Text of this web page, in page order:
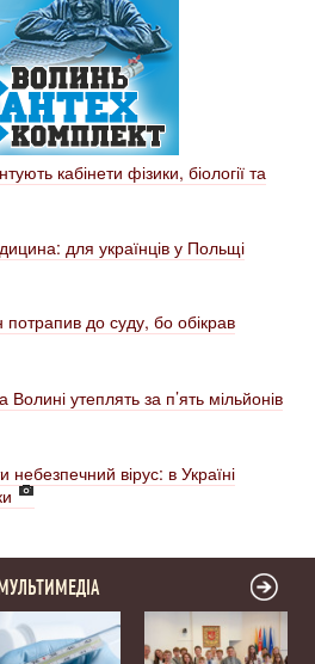
кабінети фізики, біології та
для українців у Польщі
до суду, бо обікрав
утеплять за п’ять мільйонів
вірус: в Україні